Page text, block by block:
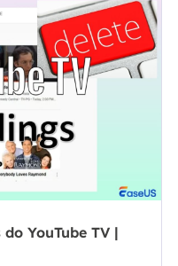
YouTube TV |